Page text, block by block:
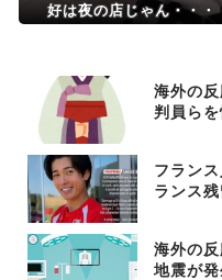
好は夜の店じゃん・・・
海外の
判員ら
フラン
ランス
海外の
地震が